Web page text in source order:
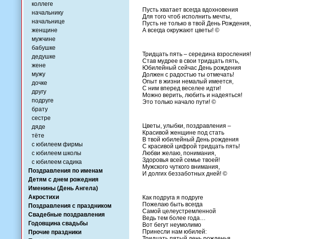
коллеге
начальнику
начальнице
женщине
мужчине
бабушке
дедушке
жене
мужу
дочке
другу
подруге
брату
сестре
дяде
тёте
с юбилеем фирмы
с юбилеем школы
с юбилеем садика
Поздравления по именам
Детям с днем рожедния
Именины (День Ангела)
Акростихи
Поздравления с праздником
Свадебные поздравления
Годовщина свадьбы
Прочие праздники
Пусть хватает всегда вдохновения
Для того чтоб исполнить мечты,
Пусть не только в твой День Рождения,
А всегда окружают цветы! ©
Тридцать пять – середина взросления!
Став мудрее в свои тридцать пять,
Юбилейный сейчас День рождения
Должен с радостью ты отмечать!
Опыт в жизни немалый имеется,
С ним вперед веселее идти!
Можно верить, любить и надеяться!
Это только начало пути! ©
Цветы, улыбки, поздравления –
Красивой женщине под стать
В твой юбилейный День рождения
С красивой цифрой тридцать пять!
Любви желаю, понимания,
Здоровья всей семье твоей!
Мужского чуткого внимания,
И долгих беззаботных дней! ©
Как подруга я подруге
Пожелаю быть всегда
Самой целеустремленной
Ведь тем более года…
Вот бегут неумолимо
Принесли нам юбилей: